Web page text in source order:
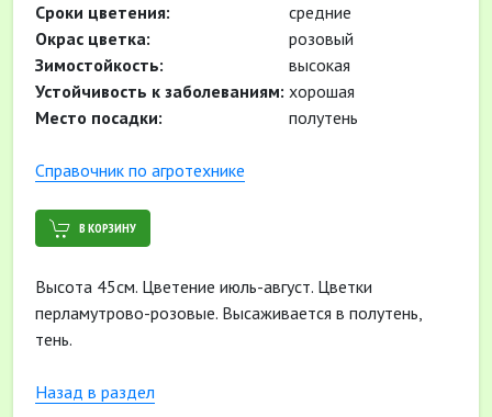
Сроки цветения:
средние
Окрас цветка:
розовый
Зимостойкость:
высокая
Устойчивость к заболеваниям: хорошая
Место посадки:
полутень
Cправочник по агротехнике
В КОРЗИНУ
Высота 45см. Цветение июль-август. Цветки
перламутрово-розовые. Высаживается в полутень,
тень.
Назад в раздел